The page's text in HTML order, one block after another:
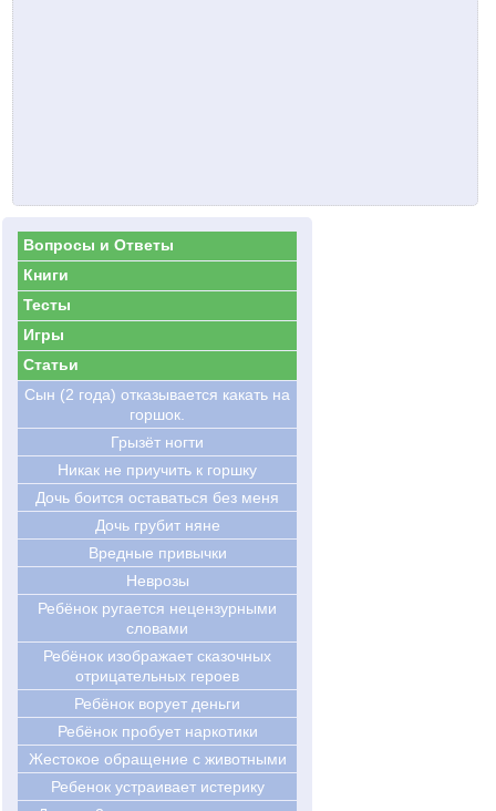
Вопросы и Ответы
Книги
Тесты
Игры
Статьи
Сын (2 года) отказывается какать на
горшок.
Грызёт ногти
Никак не приучить к горшку
Дочь боится оставаться без меня
Дочь грубит няне
Вредные привычки
Неврозы
Ребёнок ругается нецензурными
словами
Ребёнок изображает сказочных
отрицательных героев
Ребёнок ворует деньги
Ребёнок пробует наркотики
Жестокое обращение с животными
Ребенок устраивает истерику